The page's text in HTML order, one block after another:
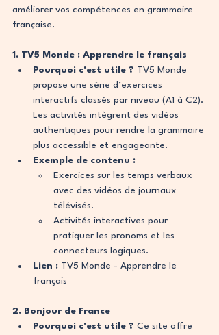
améliorer vos compétences en grammaire
française.
1. TV5 Monde : Apprendre le français
Pourquoi c'est utile ? TV5 Monde
propose une série d’exercices
interactifs classés par niveau (A1 à C2).
Les activités intègrent des vidéos
authentiques pour rendre la grammaire
plus accessible et engageante.
Exemple de contenu :
Exercices sur les temps verbaux
avec des vidéos de journaux
télévisés.
Activités interactives pour
pratiquer les pronoms et les
connecteurs logiques.
Lien : TV5 Monde - Apprendre le
français
2. Bonjour de France
Pourquoi c'est utile ? Ce site offre